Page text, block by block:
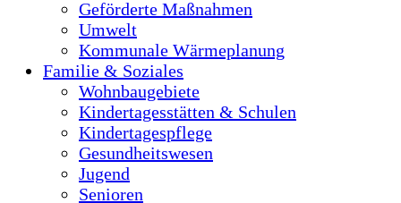
Geförderte Maßnahmen
Umwelt
Kommunale Wärmeplanung
Familie & Soziales
Wohnbaugebiete
Kindertagesstätten & Schulen
Kindertagespflege
Gesundheitswesen
Jugend
Senioren